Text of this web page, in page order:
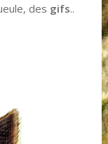
des gifs..